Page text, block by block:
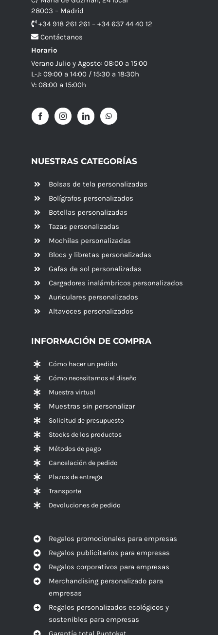
28003 – Madrid
+34 918 261 261 – +34 637 44 40 12
Contáctanos
Horario
Verano Julio y Agosto: 08:00 a 15:00
L-J: 09:00 a 14:00 / 15:30 a 18:30h
V: 08:00 a 15:00h
NUESTRAS CATEGORÍAS
Bolsas de tela personalizadas
Bolígrafos personalizados
Botellas personalizadas
Tazas personalizadas
Mochilas personalizadas
Blocs y libretas personalizadas
Gafas de sol personalizadas
Cargadores inalámbricos personalizados
Auriculares personalizados
Altavoces personalizados
INFORMACIÓN DE COMPRA
Cómo hacer un pedido
Cómo necesitamos el diseño
Muestra virtual
Muestras sin personalizar
Solicitud de presupuesto
Stocks de los productos
Métodos de pago
Cancelación de pedido
Plazos de entrega
Transporte
Devoluciones de pedido
Regalos promocionales para empresas
Regalos publicitarios para empresas
Regalos corporativos para empresas
Merchandising personalizado para
empresas
Regalos personalizados ecológicos y
sostenibles para empresas